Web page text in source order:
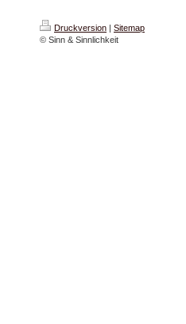
Druckversion | Sitemap
© Sinn & Sinnlichkeit